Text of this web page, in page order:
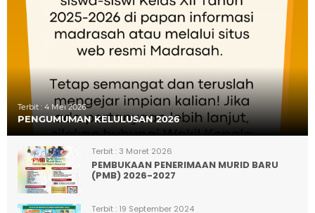
Terbit : 4 Mei 2026
PENGUMUMAN KELULUSAN 2026
Terbit : 3 Maret 2026
PEMBUKAAN PENERIMAAN MURID BARU
(PMB) 2026-2027
Terbit : 19 September 2024